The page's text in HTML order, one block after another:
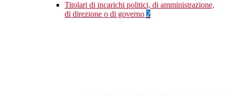
Titolari di incarichi politici, di amministrazione,
di direzione o di governo 2